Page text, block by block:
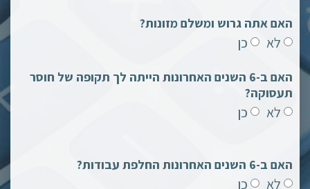
האם אתה גרוש ומשלם מזונות?
לא כן
האם ב-6 השנים האחרונות הייתה לך תקופה של חוסר
תעסוקה?
לא כן
האם ב-6 השנים האחרונות החלפת עבודות?
לא כן